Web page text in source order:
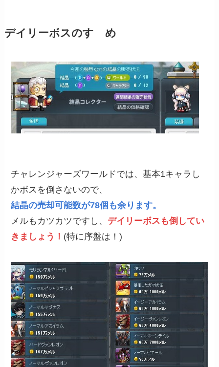
デイリーボスのすゝめ
チャレンジャーズワールドでは、基本1キャラし
かボスを倒さないので、
結晶の売却可能数が78個も余ります。
メルもカツカツですし、 デイリーボスも倒してい
きましょう！ (特に序盤は！)